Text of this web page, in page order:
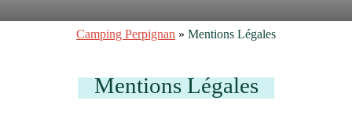
Camping Perpignan » Mentions Légales
Mentions Légales